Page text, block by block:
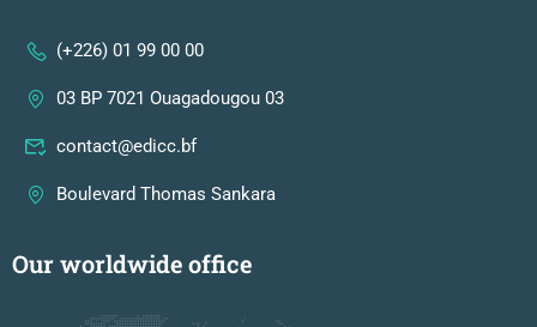
(+226) 01 99 00 00
03 BP 7021 Ouagadougou 03
contact@edicc.bf
Boulevard Thomas Sankara
Our worldwide office